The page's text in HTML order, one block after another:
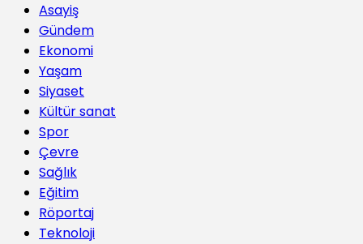
Asayiş
Gündem
Ekonomi
Yaşam
Siyaset
Kültür sanat
Spor
Çevre
Sağlık
Eğitim
Röportaj
Teknoloji